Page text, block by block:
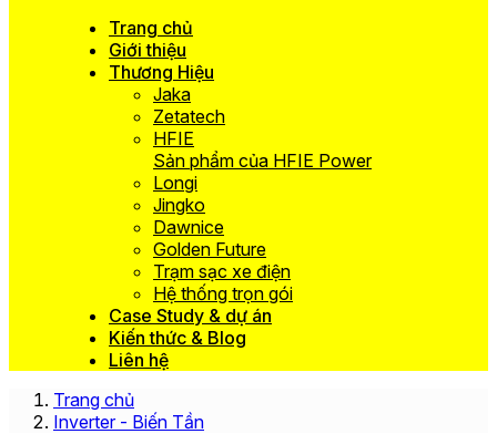
Trang chủ
Giới thiệu
Thương Hiệu
Jaka
Zetatech
HFIE
Sản phẩm của HFIE Power
Longi
Jingko
Dawnice
Golden Future
Trạm sạc xe điện
Hệ thống trọn gói
Case Study & dự án
Kiến thức & Blog
Liên hệ
Trang chủ
Inverter - Biến Tần